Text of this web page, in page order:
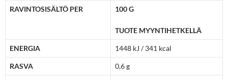
RAVINTOSISÄLTÖ PER 100 G
TUOTE MYYNTIHETKELLÄ
ENERGIA 1448 kJ / 341 kcal
RASVA 0,6 g